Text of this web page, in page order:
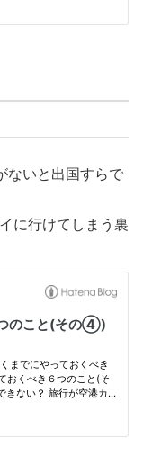
ないと出国すらで
に行けてしまう裏